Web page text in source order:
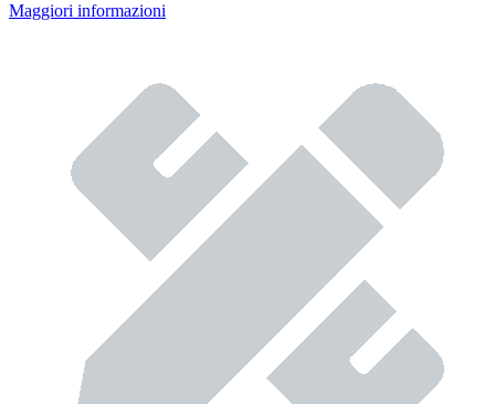
Maggiori informazioni